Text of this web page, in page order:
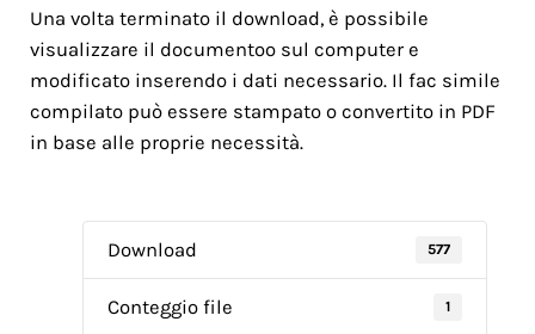
Una volta terminato il download, è possibile
visualizzare il documentoo sul computer e
modificato inserendo i dati necessario. Il fac simile
compilato può essere stampato o convertito in PDF
in base alle proprie necessità.
Download 577
Conteggio file 1